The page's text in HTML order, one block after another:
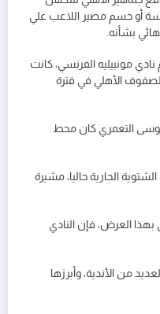
أو حسم مصير اللاعب علي
بشأنه.
مونبيليه الفرنسي، كانت
الأهلي في فترة
التعمري كان محط
الجارية حاليا، مشيرة
العرض، فإن النادي
من الأندية، وأبرزها